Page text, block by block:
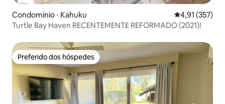
Condomínio ⋅ Kahuku 4,91 de uma
4,91 (357)
Turtle Bay Haven RECENTEMENTE REFORMADO (2021)!
Preferido dos hóspedes
Preferido dos hóspedes